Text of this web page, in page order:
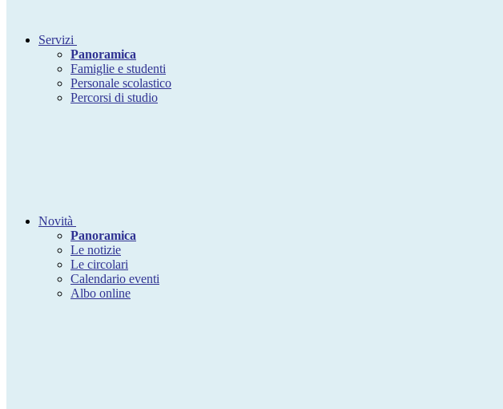
Servizi
Panoramica
Famiglie e studenti
Personale scolastico
Percorsi di studio
Novità
Panoramica
Le notizie
Le circolari
Calendario eventi
Albo online